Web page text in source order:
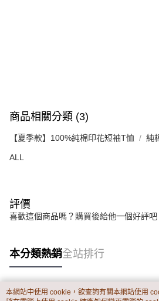
商品相關分類 (3)
【夏季款】100%純棉印花短袖T恤 純
ALL
評價
喜歡這個商品嗎？購買後給他一個好評吧
本分類熱銷全站排行
本網站中使用 cookie，欲查詢有關本網站使用